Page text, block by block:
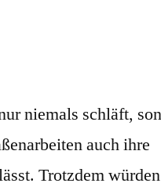
niemals schläft,
auch ihre
Trotzdem